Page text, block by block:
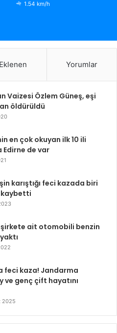
1.54 km/h
Yorumlar
Vaizesi Özlem Güneş, eşi
öldürüldü
en çok okuyan ilk 10 ili
Edirne de var
karıştığı feci kazada biri
kaybetti
şirkete ait otomobili benzin
feci kaza! Jandarma
ve genç çift hayatını
2025